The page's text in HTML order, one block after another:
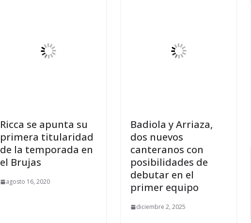
Ricca se apunta su
primera titularidad
de la temporada en
el Brujas
agosto 16, 2020
Badiola y Arriaza,
dos nuevos
canteranos con
posibilidades de
debutar en el
primer equipo
diciembre 2, 2025